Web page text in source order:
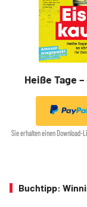
Heiße Tage
Sie erhalten einen Download-
Buchtipp: